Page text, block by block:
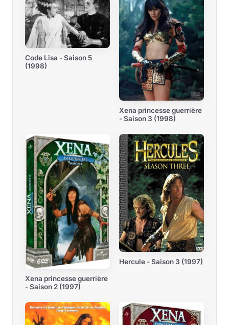
Code Lisa - Saison 5
(1998)
Xena princesse guerrière
- Saison 3 (1998)
Xena princesse guerrière
- Saison 2 (1997)
Hercule - Saison 3 (1997)